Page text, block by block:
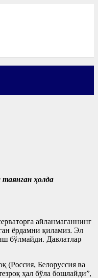
таянган ҳолда
айланмаганнинг
ёрдамни қиламиз. Эл
бўлмайди. Давлатлар
(Россия, Белоруссия ва
ҳал бўла бошлайди”,